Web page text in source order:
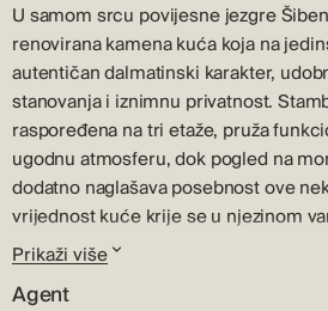
U samom srcu povijesne jezgre
renovirana kamena kuća koja na
autentičan dalmatinski karakter,
stanovanja i iznimnu privatnost.
raspoređena na tri etaže, pruža
ugodnu atmosferu, dok pogled na
dodatno naglašava posebnost ove
vrijednost kuće krije se u njezinom
kuću se nalazi prostrano uređeno
druženje i vrtom oplemenjenim
stvarajući mirnu oazu unutar stare
Prikaži više
Agent